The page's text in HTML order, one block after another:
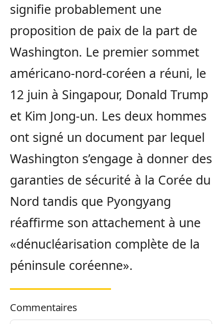
signifie probablement une
proposition de paix de la part de
Washington. Le premier sommet
américano-nord-coréen a réuni, le
12 juin à Singapour, Donald Trump
et Kim Jong-un. Les deux hommes
ont signé un document par lequel
Washington s’engage à donner des
garanties de sécurité à la Corée du
Nord tandis que Pyongyang
réaffirme son attachement à une
«dénucléarisation complète de la
péninsule coréenne».
Commentaires